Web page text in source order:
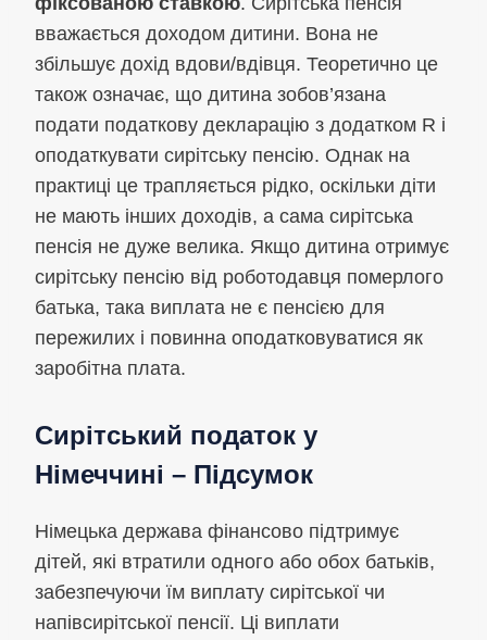
вважається доходом дитини. Вона не
збільшує дохід вдови/вдівця. Теоретично це
також означає, що дитина зобов’язана
подати податкову декларацію з додатком R і
оподаткувати сирітську пенсію. Однак на
практиці це трапляється рідко, оскільки діти
не мають інших доходів, а сама сирітська
пенсія не дуже велика. Якщо дитина отримує
сирітську пенсію від роботодавця померлого
батька, така виплата не є пенсією для
пережилих і повинна оподатковуватися як
заробітна плата.
Сирітський податок у
Німеччині – Підсумок
Німецька держава фінансово підтримує
дітей, які втратили одного або обох батьків,
забезпечуючи їм виплату сирітської чи
напівсирітської пенсії. Ці виплати